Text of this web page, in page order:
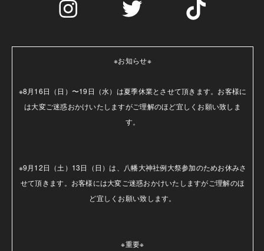
※お知らせ※
※8月16日（日）〜19日（水）は夏季休業とさせて頂きます。お客様に
は大変ご迷惑おかけいたしますがご理解のほど宜しくお願い致しま
す。
※9月12日（土）13日（日）は、八幡大神社例大祭参加のためお休みさ
せて頂きます。お客様には大変ご迷惑おかけいたしますがご理解のほ
ど宜しくお願い致します。
※重要※